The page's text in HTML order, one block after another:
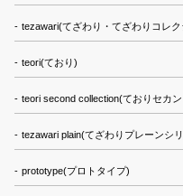
tezawari(てざわり・てざわりコレ
teori(ており)
teori second collection(ておりセカ
tezawari plain(てざわりプレーンシ
prototype(プロトタイプ)